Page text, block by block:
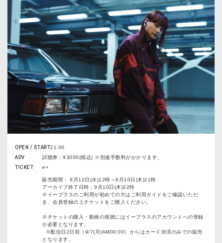
OPEN / START21:00
ADV
試聴券：¥3000(税込) ※別途手数料がかかります。
TICKET
e+
販売期間： 8月12日(水)12時～9月10日(木)21時
アーカイブ終了日時：9月10日(木)22時
※イープラスのご利用が初めての方はご利用ガイドをご確認いただ
き、会員登録の上チケットをご購入ください。
※チケットの購入・動画の視聴にはイープラスのアカウントへの登録
が必要となります。
※配信日2日前（9/7(月)AM00:00）からはカード決済のみでの販売
となります。